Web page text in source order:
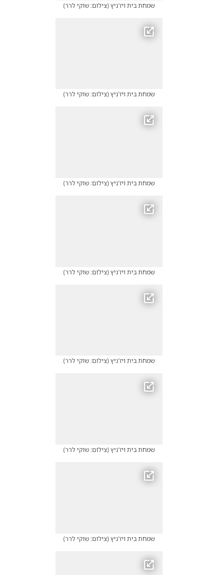
שמחת בית ויז'ניץ(צילום: שוקי לרר)
שמחת בית ויז'ניץ(צילום: שוקי לרר)
שמחת בית ויז'ניץ(צילום: שוקי לרר)
שמחת בית ויז'ניץ(צילום: שוקי לרר)
שמחת בית ויז'ניץ(צילום: שוקי לרר)
שמחת בית ויז'ניץ(צילום: שוקי לרר)
שמחת בית ויז'ניץ(צילום: שוקי לרר)